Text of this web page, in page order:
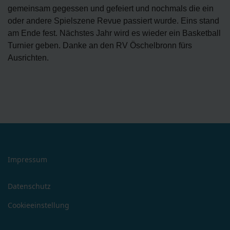
gemeinsam gegessen und gefeiert und nochmals die ein
oder andere Spielszene Revue passiert wurde. Eins stand
am Ende fest. Nächstes Jahr wird es wieder ein Basketball
Turnier geben. Danke an den RV Öschelbronn fürs
Ausrichten.
Impressum
Datenschutz
Cookieeinstellung